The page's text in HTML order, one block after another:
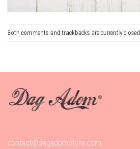
Both comments and trackbacks are currently closed.
contact@dagadomstore.com